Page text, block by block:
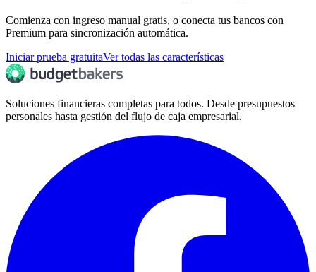
Comienza con ingreso manual gratis, o conecta tus bancos con
Premium para sincronización automática.
Iniciar prueba gratuitaVer todas las características
Soluciones financieras completas para todos. Desde presupuestos
personales hasta gestión del flujo de caja empresarial.